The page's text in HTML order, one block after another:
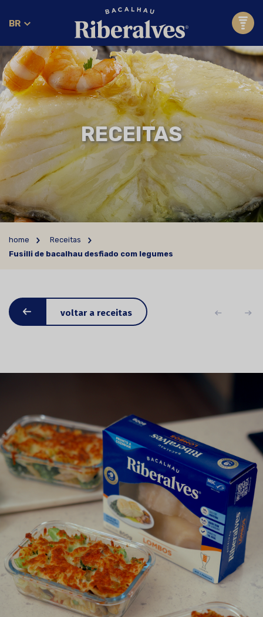
BR
RECEITAS
home
Receitas
Fusilli de bacalhau desfiado com legumes
voltar a receitas